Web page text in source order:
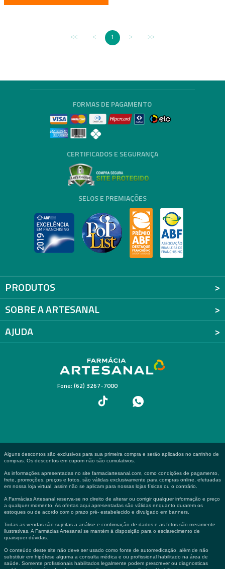
1
PRODUTOS
SOBRE A ARTESANAL
AJUDA
Fone: (62) 3267-7000
FORMAS DE PAGAMENTO
CERTIFICADOS E SEGURANÇA
SELOS E PREMIAÇÕES
Alguns descontos são exclusivos para sua primeira compra e serão aplicados no carrinho de
compras. Os descontos em cupom não são cumulativos.
As informações apresentadas no site farmaciartesanal.com, como condições de pagamento,
frete, promoções, preços e fotos, são válidas exclusivamente para compras online, efetuadas
em nossa loja virtual, assim não se aplicam para nossas lojas físicas ou o contrário.
A Farmácias Artesanal reserva-se no direito de alterar ou corrigir qualquer informação e preço
a qualquer momento. As ofertas aqui apresentadas são válidas enquanto durarem os
estoques ou de acordo com o prazo pré- estabelecido e divulgado em banners.
Todas as vendas são sujeitas a análise e confirmação de dados e as fotos são meramente
ilustrativas. A Farmácias Artesanal se mantém à disposição para o esclarecimento de
quaisquer dúvidas.
O conteúdo deste site não deve ser usado como fonte de automedicação, além de não
substituir em hipótese alguma a consulta médica e ou profissional habilitado na área de
saúde. Somente profissionais habilitados legalmente podem prescrever ou diagnosticas